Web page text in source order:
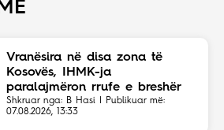
Vranësira në disa zona të
Kosovës, IHMK-ja
paralajmëron rrufe e breshër
Shkruar nga: B Hasi | Publikuar më:
07.08.2026, 13:33